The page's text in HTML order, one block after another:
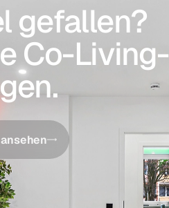
gefallen?
Co-Living-